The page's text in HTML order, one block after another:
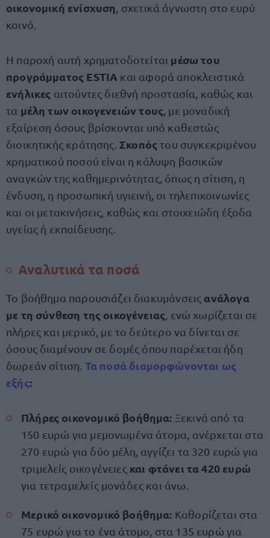
οικονομική ενίσχυση , σχετικά άγνωστη στο ευρύ
κοινό.
Η παροχή αυτή χρηματοδοτείται μέσω του
προγράμματος ESTIA και αφορά αποκλειστικά
ενήλικες αιτούντες διεθνή προστασία, καθώς και
τα μέλη των οικογενειών τους , με μοναδική
εξαίρεση όσους βρίσκονται υπό καθεστώς
διοικητικής κράτησης. Σκοπόςτου συγκεκριμένου
χρηματικού ποσού είναι η κάλυψη βασικών
αναγκών της καθημερινότητας, όπως η σίτιση, η
ένδυση, η προσωπική υγιεινή, οι τηλεπικοινωνίες
και οι μετακινήσεις, καθώς και στοιχειώδη έξοδα
υγείας ή εκπαίδευσης.
Αναλυτικά τα ποσά
Το βοήθημα παρουσιάζει διακυμάνσεις ανάλογα
με τη σύνθεση της οικογένειας , ενώ χωρίζεται σε
πλήρες και μερικό, με το δεύτερο να δίνεται σε
όσους διαμένουν σε δομές όπου παρέχεται ήδη
δωρεάν σίτιση. Τα ποσά διαμορφώνονται ως
εξής:
Πλήρες οικονομικό βοήθημα: Ξεκινά από τα
150 ευρώ για μεμονωμένα άτομα, ανέρχεται στα
270 ευρώ για δύο μέλη, αγγίζει τα 320 ευρώ για
τριμελείς οικογένειες και φτάνει τα 420 ευρώ
για τετραμελείς μονάδες και άνω.
Μερικό οικονομικό βοήθημα: Καθορίζεται στα
75 ευρώ για το ένα άτομο, στα 135 ευρώ για